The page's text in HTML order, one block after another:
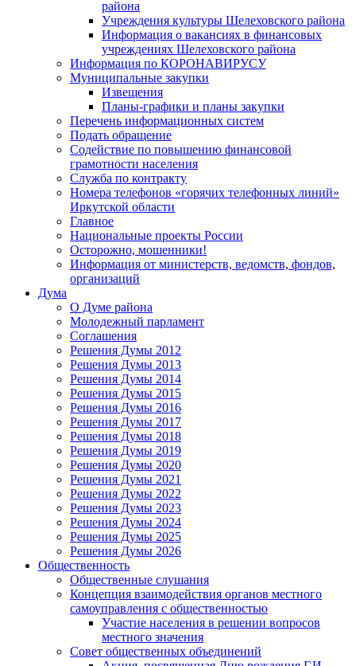
района
Учреждения культуры Шелеховского района
Информация о вакансиях в финансовых
учреждениях Шелеховского района
Информация по КОРОНАВИРУСУ
Муниципальные закупки
Извещения
Планы-графики и планы закупки
Перечень информационных систем
Подать обращение
Содействие по повышению финансовой
грамотности населения
Служба по контракту
Номера телефонов «горячих телефонных линий»
Иркутской области
Главное
Национальные проекты России
Осторожно, мошенники!
Информация от министерств, ведомств, фондов,
организаций
Дума
О Думе района
Молодежный парламент
Соглашения
Решения Думы 2012
Решения Думы 2013
Решения Думы 2014
Решения Думы 2015
Решения Думы 2016
Решения Думы 2017
Решения Думы 2018
Решения Думы 2019
Решения Думы 2020
Решения Думы 2021
Решения Думы 2022
Решения Думы 2023
Решения Думы 2024
Решения Думы 2025
Решения Думы 2026
Общественность
Общественные слушания
Концепция взаимодействия органов местного
самоуправления с общественностью
Участие населения в решении вопросов
местного значения
Совет общественных объединений